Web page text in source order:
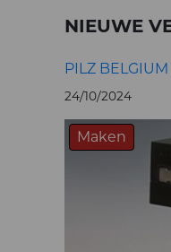
NIEUWE
Maken
PILZ BELGIUM
24/10/2024